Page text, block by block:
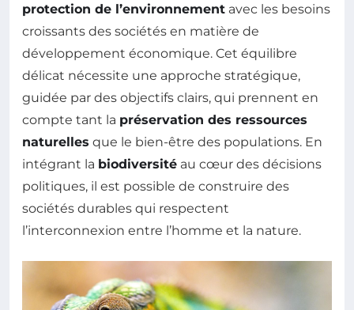
protection de l’environnement avec les besoins
croissants des sociétés en matière de
développement économique. Cet équilibre
délicat nécessite une approche stratégique,
guidée par des objectifs clairs, qui prennent en
compte tant la préservation des ressources
naturelles que le bien-être des populations. En
intégrant la biodiversité au cœur des décisions
politiques, il est possible de construire des
sociétés durables qui respectent
l’interconnexion entre l’homme et la nature.